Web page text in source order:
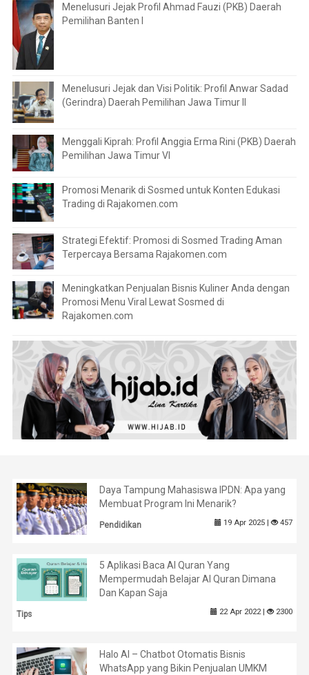
Menelusuri Jejak Profil Ahmad Fauzi (PKB) Daerah
Pemilihan Banten I
Menelusuri Jejak dan Visi Politik: Profil Anwar Sadad
(Gerindra) Daerah Pemilihan Jawa Timur II
Menggali Kiprah: Profil Anggia Erma Rini (PKB) Daerah
Pemilihan Jawa Timur VI
Promosi Menarik di Sosmed untuk Konten Edukasi
Trading di Rajakomen.com
Strategi Efektif: Promosi di Sosmed Trading Aman
Terpercaya Bersama Rajakomen.com
Meningkatkan Penjualan Bisnis Kuliner Anda dengan
Promosi Menu Viral Lewat Sosmed di
Rajakomen.com
Daya Tampung Mahasiswa IPDN: Apa yang
Membuat Program Ini Menarik?
Pendidikan 19 Apr 2025 | 457
5 Aplikasi Baca Al Quran Yang
Mempermudah Belajar Al Quran Dimana
Dan Kapan Saja
Tips 22 Apr 2022 | 2300
Halo AI – Chatbot Otomatis Bisnis
WhatsApp yang Bikin Penjualan UMKM